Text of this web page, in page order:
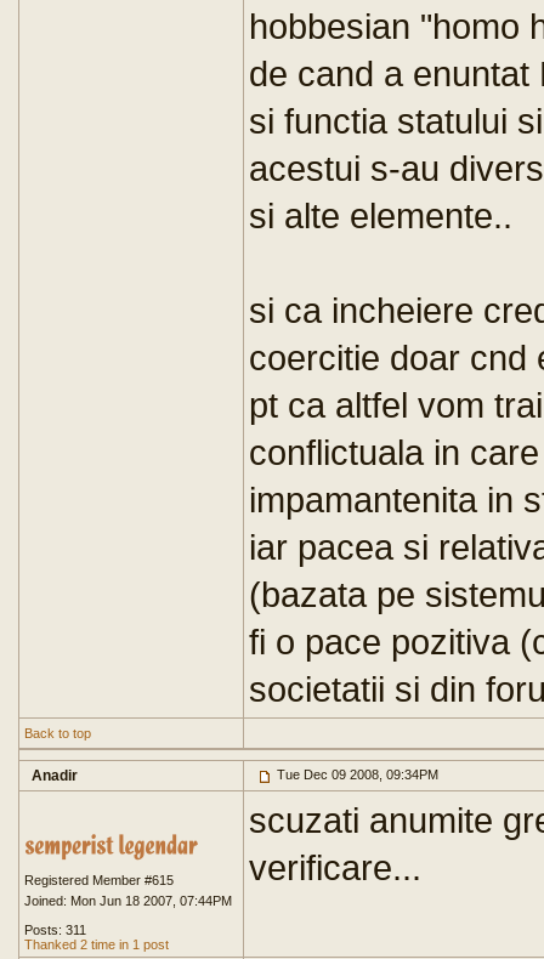
hobbesian "homo
de cand a
si functia statului
acestui s-au
si alte elemente..
si ca incheiere
coercitie doar cnd
pt ca altfel vom
conflictuala in
impamantenita in
iar pacea si
(bazata pe
fi o pace pozitiva
societatii si din
Back to top
Anadir Tue Dec 09 2008, 09:34PM
Registered Member #615
Joined: Mon Jun 18 2007, 07:44PM
Posts: 311
Thanked 2 time in 1 post
scuzati anumite
verificare...